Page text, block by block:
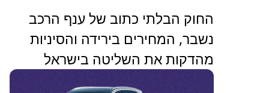
החוק הבלתי כתוב של ענף הרכב
נשבר, המחירים בירידה והסיניות
מהדקות את השליטה בישראל